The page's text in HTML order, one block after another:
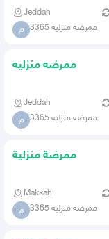
Jeddah
م ممرضه منزليه 3365
ممرضه منزليه
Jeddah
م ممرضه منزليه 3365
ممرضة منزلية
Makkah
م ممرضه منزليه 3365